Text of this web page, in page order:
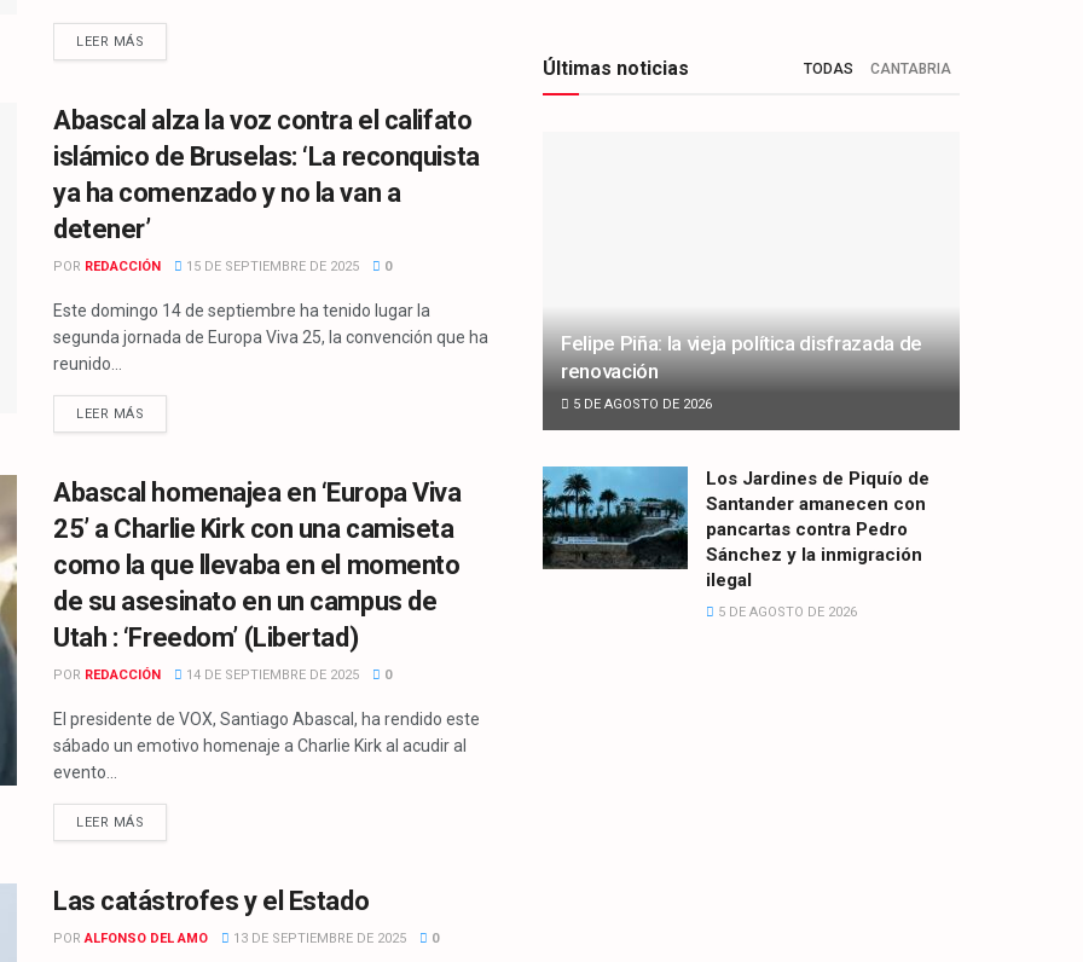
LEER MÁS
Abascal alza la voz contra el califato
islámico de Bruselas: ‘La reconquista
ya ha comenzado y no la van a
detener’
POR REDACCIÓN 15 DE SEPTIEMBRE DE 2025 0
Este domingo 14 de septiembre ha tenido lugar la
segunda jornada de Europa Viva 25, la convención que ha
reunido...
LEER MÁS
Abascal homenajea en ‘Europa Viva
25’ a Charlie Kirk con una camiseta
como la que llevaba en el momento
de su asesinato en un campus de
Utah : ‘Freedom’ (Libertad)
POR REDACCIÓN 14 DE SEPTIEMBRE DE 2025 0
El presidente de VOX, Santiago Abascal, ha rendido este
sábado un emotivo homenaje a Charlie Kirk al acudir al
evento...
LEER MÁS
Las catástrofes y el Estado
POR ALFONSO DEL AMO 13 DE SEPTIEMBRE DE 2025 0
Últimas noticias TODAS CANTABRIA
Felipe Piña: la vieja política disfrazada de
renovación
5 DE AGOSTO DE 2026
Los Jardines de Piquío de
Santander amanecen con
pancartas contra Pedro
Sánchez y la inmigración
ilegal
5 DE AGOSTO DE 2026